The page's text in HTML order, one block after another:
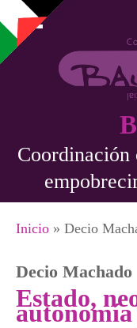
Pasar al contenido
Coordinación
Se
Inicio » Decio
Decio Machado
Estado,